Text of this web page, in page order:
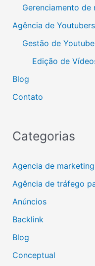
Gerenciamento de
Agência de Youtubers
Gestão de Youtube
Edição de
Blog
Contato
Categorias
Agencia de marketing
Agência de tráfego
Anúncios
Backlink
Blog
Conceptual